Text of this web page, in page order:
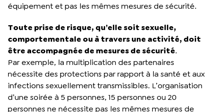
équipement et pas les mêmes mesures de sécurité.
Toute prise de risque, qu’elle soit sexuelle,
comportementale ou à travers une activité, doit
être accompagnée de mesures de sécurité.
Par exemple, la multiplication des partenaires
nécessite des protections par rapport à la santé et aux
infections sexuellement transmissibles. L’organisation
d’une soirée à 5 personnes, 15 personnes ou 20
personnes ne nécessite pas les mêmes mesures de